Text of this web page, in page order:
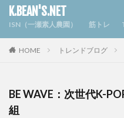
K.BEAN'S.NET
ISN（一瀬素人農園） 筋トレ
HOME トレンドブログ
BE WAVE：次世代K-
組